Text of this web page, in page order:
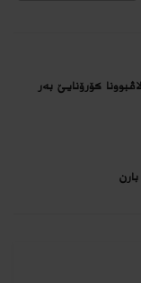
كۆرۆنایێ به‌ر